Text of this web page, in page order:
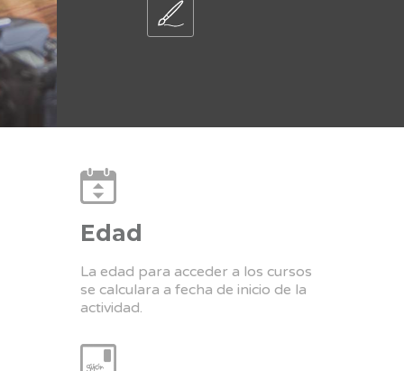
Edad
La edad para acceder a los cursos
se calculara a fecha de inicio de la
actividad.